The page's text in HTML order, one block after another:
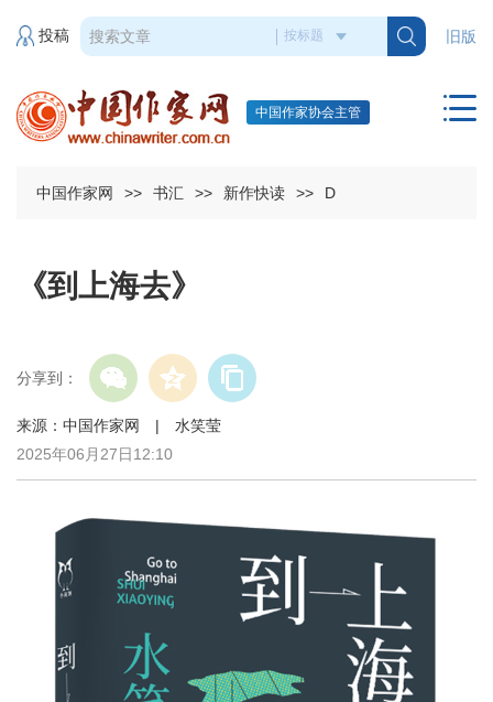
旧版
投稿
中国作家协会主管
中国作家网 >> 书汇 >> 新作快读 >> D
《到上海去》
分享到：
来源：中国作家网 | 水笑莹
2025年06月27日12:10